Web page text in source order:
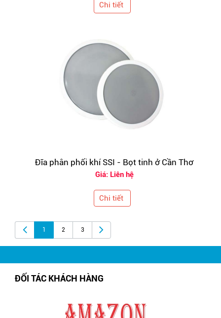
Chi tiết
Đĩa phân phối khí SSI - Bọt tinh ở Cần Thơ
Giá: Liên hệ
Chi tiết
1 2 3
ĐỐI TÁC KHÁCH HÀNG